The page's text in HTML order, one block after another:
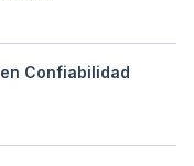
Confiabilidad